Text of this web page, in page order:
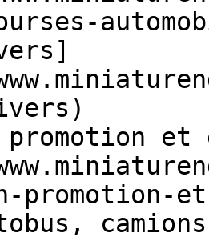
promotion-